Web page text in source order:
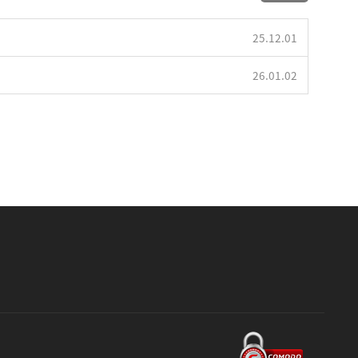
25.12.01
26.01.02